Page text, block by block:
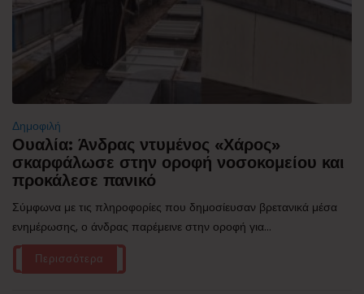
Δημοφιλή
Ουαλία: Άνδρας ντυμένος «Χάρος»
σκαρφάλωσε στην οροφή νοσοκομείου και
προκάλεσε πανικό
Σύμφωνα με τις πληροφορίες που δημοσίευσαν βρετανικά μέσα
ενημέρωσης, ο άνδρας παρέμεινε στην οροφή για...
Περισσότερα